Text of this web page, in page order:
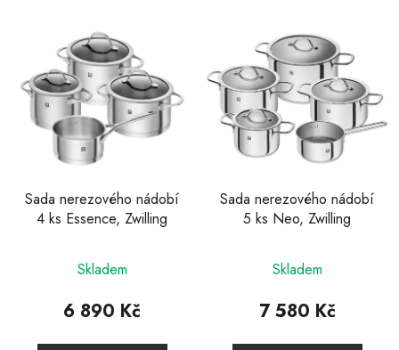
Sada nerezového nádobí
4 ks Essence, Zwilling
Skladem
6 890 Kč
Sada nerezového nádobí
5 ks Neo, Zwilling
Skladem
7 580 Kč